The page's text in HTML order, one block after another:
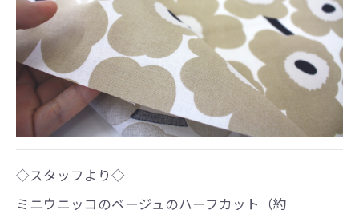
◇スタッフより◇
ミニウニッコのベージュのハーフカット（約